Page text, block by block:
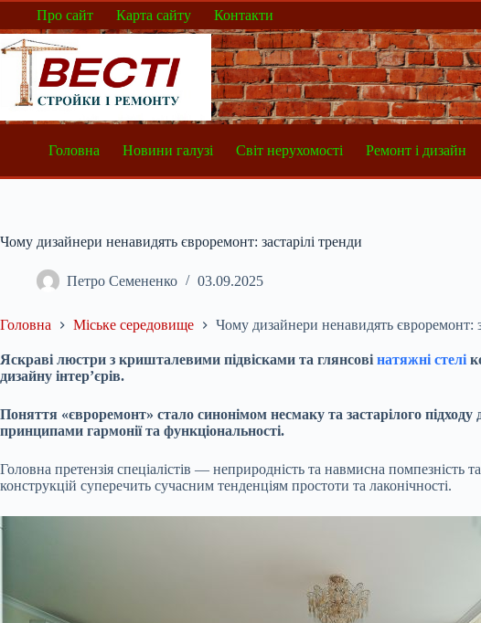
Перейти
вмісту
Про сайт Карта сайту Контакти
Головна Новини галузі Світ нерухомості Ремонт і дизайн
Чому дизайнери ненавидять євроремонт: застарілі тренди
Петро Семененко 03.09.2025
Головна Міське середовище Чому дизайнери ненавидять євроремонт:
Яскраві люстри з кришталевими підвісками та глянсові натяжні стелі
дизайну інтер’єрів.
Поняття «євроремонт» стало синонімом несмаку та застарілого
принципами гармонії та функціональності.
Головна претензія спеціалістів — неприродність та навмисна помпезність
конструкцій суперечить сучасним тенденціям простоти та лаконічності.